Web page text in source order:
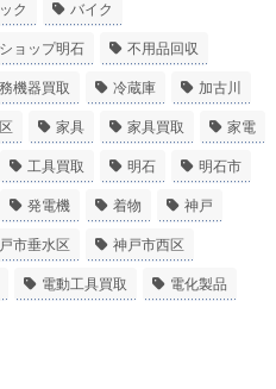
ク バイク
ョップ明石 不用品回収
機器買取 冷蔵庫 加古川
家具 家具買取 家電
工具買取 明石 明石市
発電機 着物 神戸
市垂水区 神戸市西区
電動工具買取 電化製品